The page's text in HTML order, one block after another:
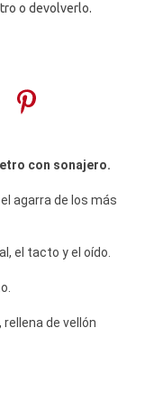
o devolverlo.
con sonajero.
agarra de los más
el tacto y el oído.
de vellón